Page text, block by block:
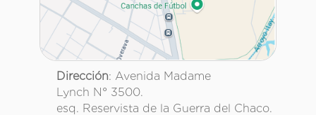
Dirección: Avenida Madame
Lynch N° 3500.
esq. Reservista de la Guerra del Chaco.